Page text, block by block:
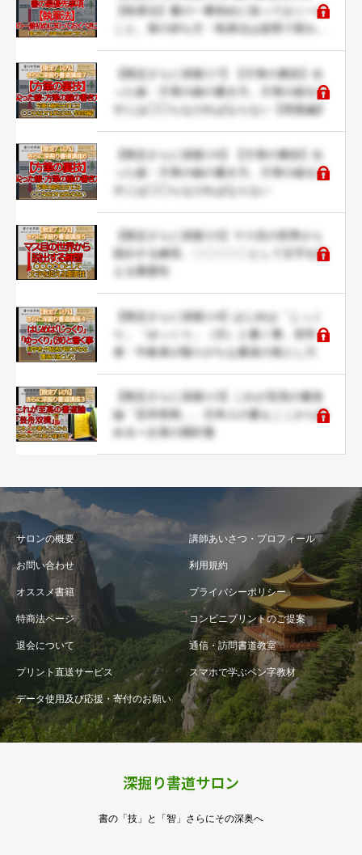
【執筆法】書の一番初めに知っておくべき
こと。筆の持ち方・執筆法は姿勢で変わ
【限定さらに深掘り7】【方筆の裏技】尖
った線・方筆の線の書き方。方筆の線を出
すには◯◯らなければならない【実践編】
【限定さらに深掘り6】【方筆の裏技】尖
った線・方筆の線の書き方。方筆の線を出
すには◯◯らなければならない
【限定さらに深掘り5】マス目の世界から
脱出する練習。〇〇〇〇〇として文字を捉
える重要性
【限定さらに深掘り4】はじめは「じっく
り」「ゆっくり」（渋）と書く事。初学
者・中級者が陥りがちな書道の落とし穴
【限定さらに深掘り3】これが至高の書道
論「芸舟双楫」。日本人の書もここから始
めるべき真の羅針盤
サロンの概要 講師あいさつ・プロフィール
お問い合わせ 利用規約
オススメ書籍 プライバシーポリシー
特商法ページ コンビニプリントのご提案
退会について 通信・訪問書道教室
プリント直送サービス スマホで学ぶペン字教材
データ使用及び応援・寄付のお願い
深掘り書道サロン
書の「技」と「智」さらにその深奥へ